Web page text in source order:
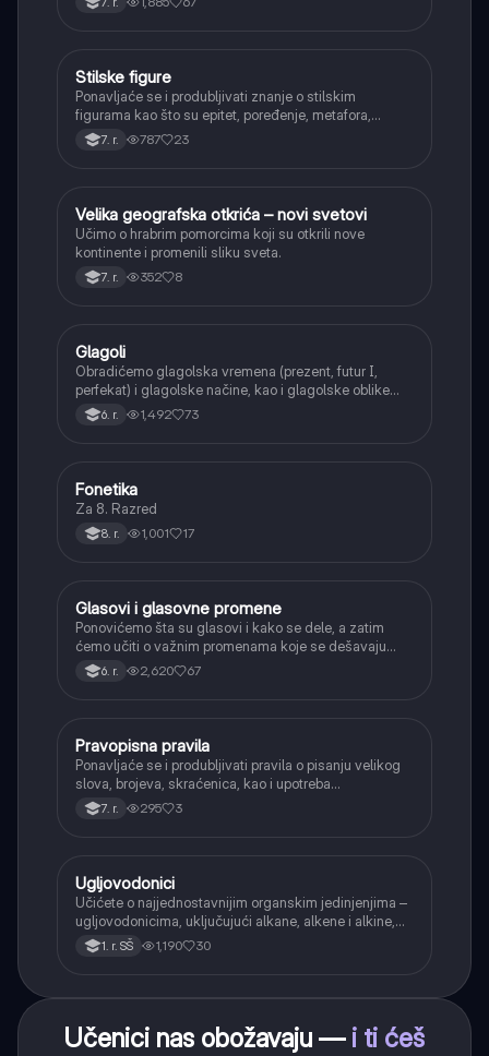
Srpski jezik
Stilske figure
Ponavljaće se i produbljivati znanje o stilskim
figurama kao što su epitet, poređenje, metafora,
personifikacija, hiperbola, onomatopeja, aliteracija i
asonanca, razumevajući njihovu ulogu u tekstu.
7. r. 787 23
Istorija
Velika geografska otkrića – novi svetovi
Učimo o hrabrim pomorcima koji su otkrili nove
kontinente i promenili sliku sveta.
7. r. 352 8
Srpski jezik
Glagoli
Obradićemo glagolska vremena (prezent, futur I,
perfekat) i glagolske načine, kao i glagolske oblike
(infinitiv, glagolski pridevi i prilozi) i glagolski vid
(svršeni i nesvršeni).
6. r. 1,492 73
Srpski jezik
Fonetika
Za 8. Razred
8. r. 1,001 17
Srpski jezik
Glasovi i glasovne promene
Ponovićemo šta su glasovi i kako se dele, a zatim
ćemo učiti o važnim promenama koje se dešavaju
kada se glasovi nađu jedan pored drugog u rečima
(npr. jednačenje suglasnika po zvučnosti i mestu
6. r. 2,620 67
Srpski jezik
Pravopisna pravila
Ponavljaće se i produbljivati pravila o pisanju velikog
slova, brojeva, skraćenica, kao i upotreba
interpunkcije, sa posebnim fokusom na zarez u
složenoj rečenici.
7. r. 295 3
Hemija
Ugljovodonici
Učićete o najjednostavnijim organskim jedinjenjima –
ugljovodonicima, uključujući alkane, alkene i alkine,
njihove opšte formule i osnovnu nomenklaturu.
1. r. SŠ 1,190 30
Učenici nas obožavaju — i ti ćeš